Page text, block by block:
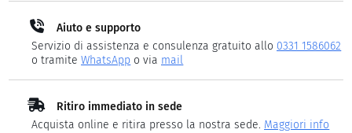
Aiuto e supporto
Servizio di assistenza e consulenza gratuito allo 0331 1586062
o tramiteWhatsApp o via mail
Ritiro immediato in sede
Acquista online e ritira presso la nostra sede. Maggiori info